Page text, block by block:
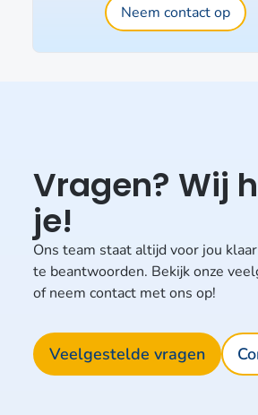
Neem contact op
Vragen? Wij
je!
Ons team staat altijd voor jou
te beantwoorden. Bekijk onze
of neem contact met ons op!
Veelgestelde vragen